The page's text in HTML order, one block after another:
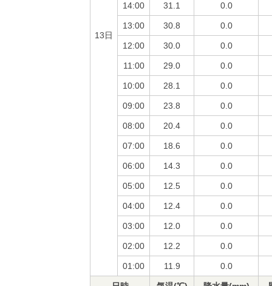
13日
14:00 31.1 0.0
13:00 30.8 0.0
12:00 30.0 0.0
11:00 29.0 0.0
10:00 28.1 0.0
09:00 23.8 0.0
08:00 20.4 0.0
07:00 18.6 0.0
06:00 14.3 0.0
05:00 12.5 0.0
04:00 12.4 0.0
03:00 12.0 0.0
02:00 12.2 0.0
01:00 11.9 0.0